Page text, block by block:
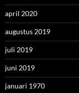
april 2020
augustus 2019
juli 2019
juni 2019
januari 1970